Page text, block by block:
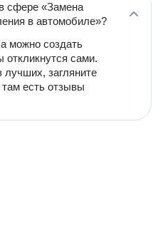
сфере «Замена
в автомобиле»?
можно создать
откликнутся сами.
загляните
есть отзывы